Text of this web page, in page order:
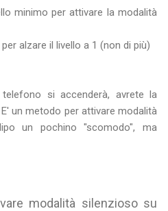
minimo per attivare la modalità
alzare il livello a 1 (non di più)
si accenderà, avrete la
un metodo per attivare modalità
un pochino "scomodo", ma
modalità silenzioso su